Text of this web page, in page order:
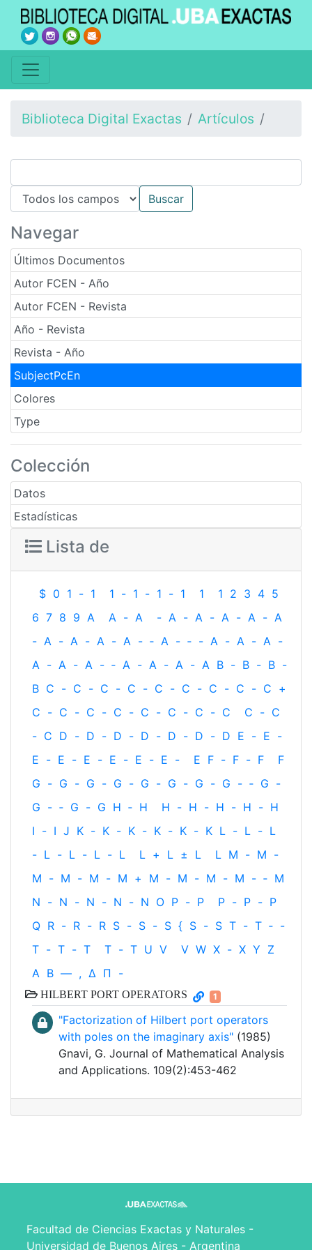
Biblioteca Digital Exactas Artículos
Navegar
Últimos Documentos
Autor FCEN - Año
Autor FCEN - Revista
Año - Revista
Revista - Año
SubjectPcEn
Colores
Type
Colección
Datos
Estadísticas
Lista de
$ 0 1 - 1 1 - 1 - 1 - 1 1 1 2 3 4 5
6 7 8 9 A A - A - A - A - A - A - A
- A - A - A - A - ‐ A - ‐ - A - A - A -
A - A - A - ‐ A - A - A - A B - B - B -
B C - C - C - C - C - C - C - C - C +
C - C - C - C - C - C - C - C C - C
- C D - D - D - D - D - D - D E - E -
E - E - E - E - E - E - E F - F - F
F
G - G - G - G - G - G - G - G - ‐ G -
G - ‐ G - G H ‐ H H - H - H - H - H
I - I J K - K - K - K - K - K L - L - L
- L - L - L - L L + L ± L L M - M -
M - M - M - M + M - M - M - M - ‐ M
N - N - N - N - N O P - P P - P - P
Q R - R - R S - S - S { S - S T - T ‐ -
T - T - T T - T U V V W X - X Y Z
Α Β — , Δ Π -
HILBERT PORT OPERATORS 1
"Factorization of Hilbert port operators
with poles on the imaginary axis" (1985)
Gnavi, G. Journal of Mathematical Analysis
and Applications. 109(2):453-462
Facultad de Ciencias Exactas y Naturales -
Universidad de Buenos Aires - Argentina